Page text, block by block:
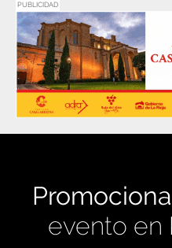
PUBLICIDAD
Promociona
evento en